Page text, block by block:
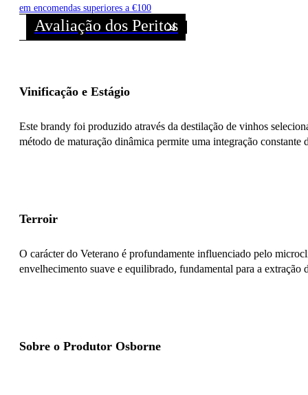
em encomendas superiores a €100
Avaliação dos Peritos
Vinificação e Estágio
Este brandy foi produzido através da destilação de vinhos
método de maturação dinâmica permite uma integração
Terroir
O carácter do Veterano é profundamente influenciado pelo
envelhecimento suave e equilibrado, fundamental para a extração
Sobre o Produtor Osborne